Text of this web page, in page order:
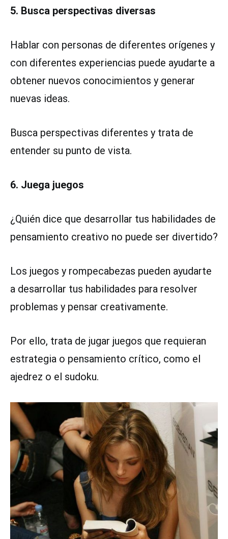
5. Busca perspectivas diversas
Hablar con personas de diferentes orígenes y
con diferentes experiencias puede ayudarte a
obtener nuevos conocimientos y generar
nuevas ideas.
Busca perspectivas diferentes y trata de
entender su punto de vista.
6. Juega juegos
¿Quién dice que desarrollar tus habilidades de
pensamiento creativo no puede ser divertido?
Los juegos y rompecabezas pueden ayudarte
a desarrollar tus habilidades para resolver
problemas y pensar creativamente.
Por ello, trata de jugar juegos que requieran
estrategia o pensamiento crítico, como el
ajedrez o el sudoku.